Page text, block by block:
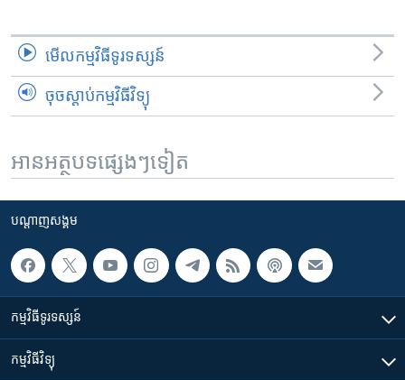
មើល​កម្មវិធី​ទូរទស្សន៍
ចុចស្តាប់កម្មវិធីវិទ្យុ
អានអត្ថបទផ្សេងៗទៀត
បណ្តាញ​សង្គម
កម្មវិធី​ទូរទស្សន៍
កម្មវិធី​វិទ្យុ